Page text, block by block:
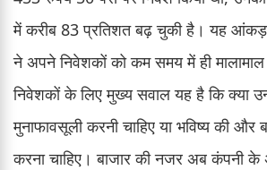
में करीब 83 प्रतिशत बढ़ चुकी है। यह आंकड़ा
ने अपने निवेशकों को कम समय में ही
निवेशकों के लिए मुख्य सवाल यह है कि क्या
मुनाफावसूली करनी चाहिए या भविष्य की और
करना चाहिए। बाजार की नजर अब कंपनी